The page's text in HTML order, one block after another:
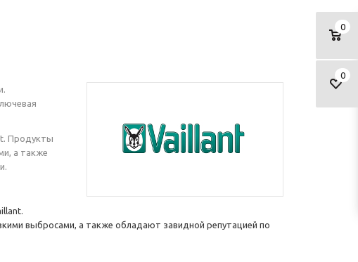
0
0
Продукты
а также
выбросами, а также обладают завидной репутацией по